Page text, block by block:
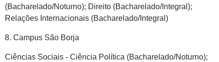
(Bacharelado/Noturno); Direito (Bacharelado/Integral);
Relações Internacionais (Bacharelado/Integral)
8. Campus São Borja
Ciências Sociais - Ciência Política (Bacharelado/Noturno);